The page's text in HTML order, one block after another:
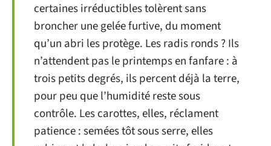
certaines irréductibles tolèrent sans
broncher une gelée furtive, du moment
qu’un abri les protège. Les radis ronds ? Ils
n’attendent pas le printemps en fanfare : à
trois petits degrés, ils percent déjà la terre,
pour peu que l’humidité reste sous
contrôle. Les carottes, elles, réclament
patience : semées tôt sous serre, elles